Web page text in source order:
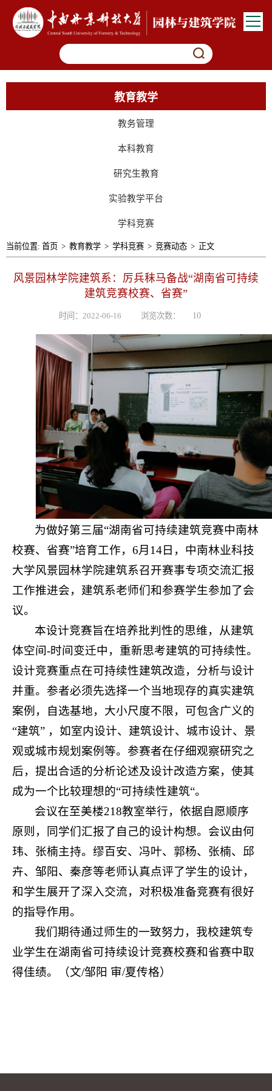
教育教学
教务管理
本科教育
研究生教育
实验教学平台
学科竞赛
当前位置: 首页 > 教育教学 > 学科竞赛 > 竞赛动态 > 正文
风景园林学院建筑系：厉兵秣马备战“湖南省可持续
建筑竞赛校赛、省赛”
时间：2022-06-16 浏览次数： 10
为做好第三届“湖南省可持续建筑竞赛中南林
校赛、省赛”培育工作， 6月 14日，中南林业科技
大学风景园林学院建筑系召开赛事专项交流汇报
工作推进会，建筑系老师们和参赛学生参加了会
议。
本设计竞赛旨在培养批判性的思维，从建筑
体空间-时间变迁中，重新思考建筑的可持续性。
设计竞赛重点在可持续性建筑改造，分析与设计
并重。参者必须先选择一个当地现存的真实建筑
案例，自选基地，大小尺度不限，可包含广义的
“建筑” ，如室内设计、建筑设计、城市设计、景
观或城市规划案例等。参赛者在仔细观察研究之
后，提出合适的分析论述及设计改造方案，使其
成为一个比较理想的“可持续性建筑“。
会议在至美楼218教室举行，依据自愿顺序
原则，同学们汇报了自己的设计构想。会议由何
玮、张楠主持。缪百安、冯叶、郭杨、张楠、邱
卉、邹阳、秦彦等老师认真点评了学生的设计，
和学生展开了深入交流，对积极准备竞赛有很好
的指导作用。
我们期待通过师生的一致努力，我校建筑专
业学生在湖南省可持续设计竞赛校赛和省赛中取
得佳绩。（文/邹阳 审/夏传格）